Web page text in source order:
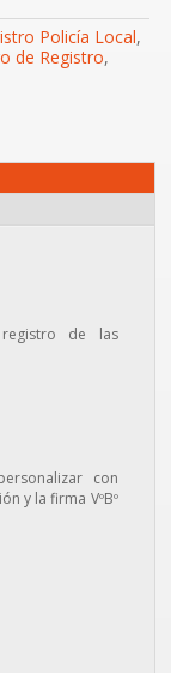
Policía Local,
de Registro,
de las
con
y la firma VºBº